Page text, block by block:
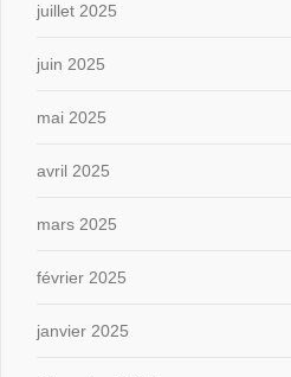
juillet 2025
juin 2025
mai 2025
avril 2025
mars 2025
février 2025
janvier 2025